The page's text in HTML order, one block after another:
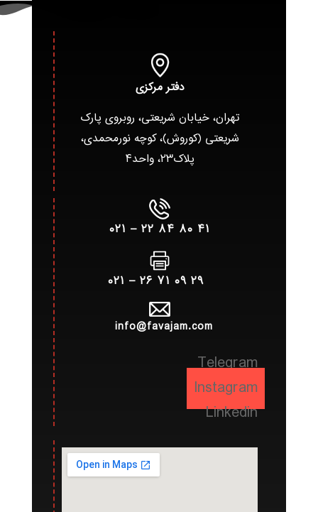
دفتر مرکزی
تهران، خیابان شریعتی، روبروی پارک
شریعتی (کوروش)، کوچه نورمحمدی،
پلاک۲۳، واحد۴
۴۱ ۸۰ ۸۴ ۲۲ – ۰۲۱
۲۹ ۰۹ ۷۱ ۲۶ – ۰۲۱
info@favajam.com
Telegram
Instagram
Linkedin